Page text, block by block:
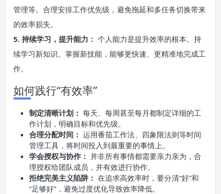
管理等。合理安排工作优先级，避免拖延和多任务切换带来
的效率损失。
5. 持续学习，提升能力： 个人能力是提升效率的根本。持
续学习新知识、掌握新技能，能够更快速、更精准地完成工
作。
如何践行“有效率”
制定清晰计划： 每天、每周甚至每月都制定详细的工
作计划，明确目标和优先级。
合理分配时间： 运用番茄工作法、四象限法则等时间
管理工具，将时间投入到最重要的事情上。
学会授权与协作： 并非所有事情都需要亲力亲为，合
理授权给团队成员，并有效进行协作。
拒绝完美主义陷阱： 在追求高效率时，要分清“好”和
“足够好”，避免过度优化导致效率降低。